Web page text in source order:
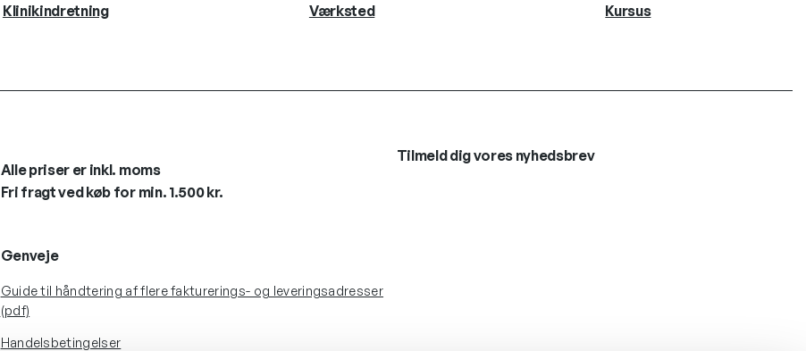
Klinikindretning Værksted Kursus
Alle priser er inkl. moms
Fri fragt ved køb for min. 1.500 kr.
Genveje
Guide til håndtering af flere fakturerings- og leveringsadresser
(pdf)
Handelsbetingelser
Tilmeld dig vores nyhedsbrev